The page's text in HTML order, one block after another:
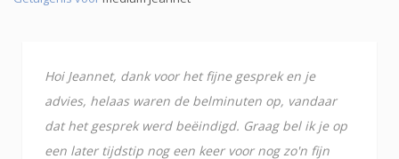
Hoi Jeannet, dank voor het fijne gesprek en je
advies, helaas waren de belminuten op, vandaar
dat het gesprek werd beëindigd. Graag bel ik je op
een later tijdstip nog een keer voor nog zo'n fijn